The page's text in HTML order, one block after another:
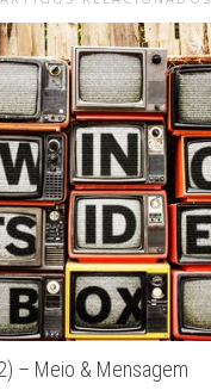
– Meio & Mensagem